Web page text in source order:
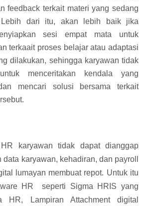
feedback terkait materi yang sedang
Lebih dari itu, akan lebih baik jika
sesi empat mata untuk
terkaait proses belajar atau adaptasi
dilakukan, sehingga karyawan tidak
menceritakan kendala yang
mencari solusi bersama terkait
karyawan tidak dapat dianggap
data karyawan, kehadiran, dan payroll
lumayan membuat repot. Untuk itu
HR seperti Sigma HRIS yang
HR, Lampiran Attachment digital